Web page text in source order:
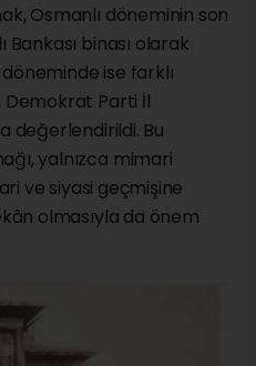
Osmanlı döneminin son
Bankası binası olarak
ise farklı
Demokrat Parti İl
değerlendirildi. Bu
yalnızca mimari
ve siyasi geçmişine
olmasıyla da önem